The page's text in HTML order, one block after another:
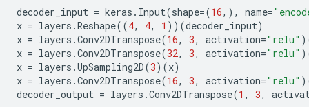
conv2d_transpose (Conv2DTra  (None, 6, 6,
conv2d_transpose_1 (Conv2DT  (None, 8, 8,
up_sampling2d (UpSampling2D  (None, 24,
decoder_input = keras . Input(shape=(16,), name=
x = layers .Reshape((4, 4, 1 ))(decoder_input)
x = layers .Conv2DTranspose(16, 3, activation="relu"
x = layers .Conv2DTranspose(32, 3, activation="relu"
x = layers .UpSampling2D(3)(x)
x = layers .Conv2DTranspose(16, 3, activation="relu"
decoder_output = layers .Conv2DTranspose(1 , 3,